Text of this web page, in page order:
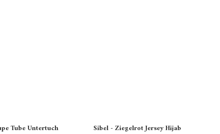
Tube Untertuch Sibel - Ziegelrot Jersey Hijab